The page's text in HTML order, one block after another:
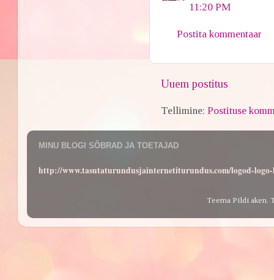
11:20 PM
Postita kommentaar
Uuem postitus
Tellimine:Postituse
MINU BLOGI SÕBRAD JA TOETAJAD
http://www.tasutaturundusjainternetiturundus.com/logod-
Teema Pildi aken.